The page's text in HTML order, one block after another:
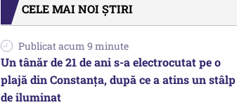
CELE MAI NOI ȘTIRI
Publicat acum 9 minute
Un tânăr de 21 de ani s-a electrocutat pe o
plajă din Constanța, după ce a atins un stâlp
de iluminat